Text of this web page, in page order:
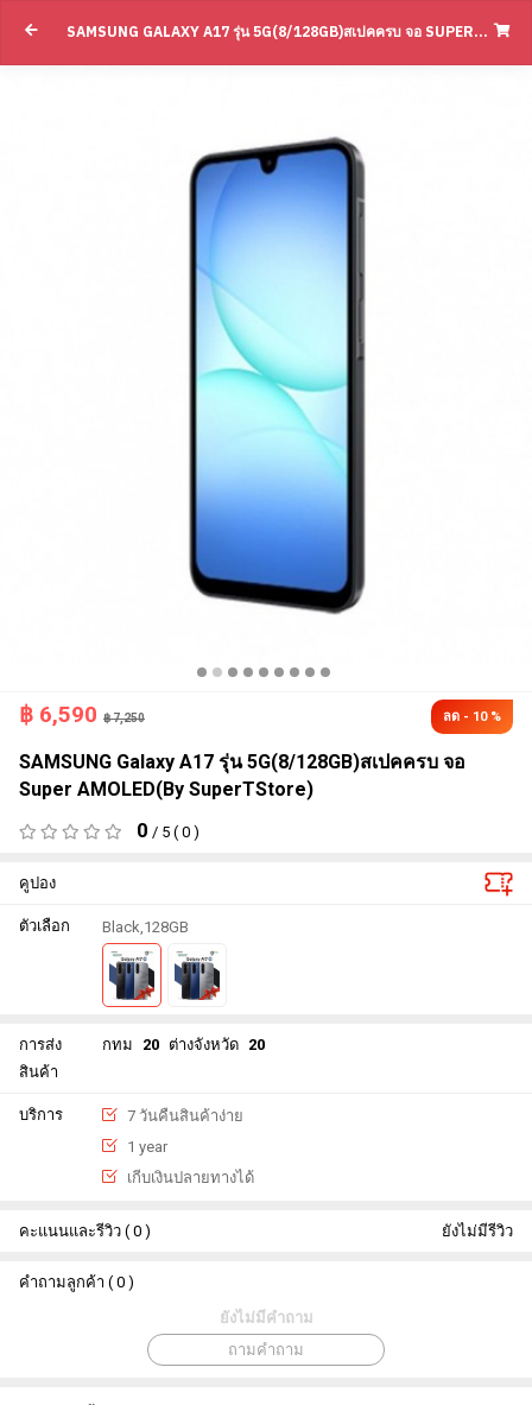
SAMSUNG GALAXY A17 รุ่น 5G(8/128GB)สเปคครบ จอ SUPER AMOLED(BY SUPERTSTORE)
฿ 6,590 ฿ 7,250 ลด - 10 %
SAMSUNG Galaxy A17 รุ่น 5G(8/128GB)สเปคครบ จอ
Super AMOLED(By SuperTStore)
0 / 5 ( 0 )
คูปอง
ตัวเลือก Black,128GB
การส่ง
สินค้า
กทม 20 ต่างจังหวัด 20
บริการ
7 วันคืนสินค้าง่าย
1 year
เกีบเงินปลายทางได้
คะแนนและรีวิว ( 0 ) ยังไม่มีรีวิว
คำถามลูกค้า ( 0 )
ยังไม่มีคำถาม
ถามคำถาม